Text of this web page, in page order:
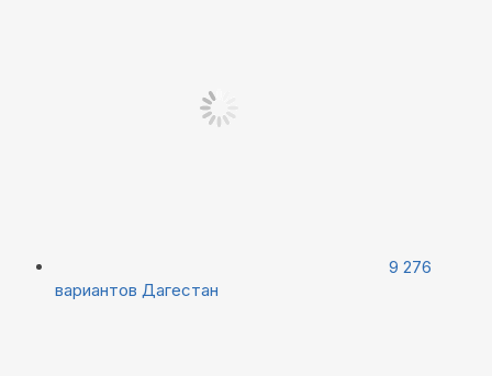
9 276
вариантов Дагестан